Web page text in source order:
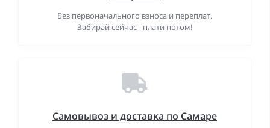
Без первоначального взноса и переплат.
Забирай сейчас - плати потом!
Самовывоз и доставка по Самаре